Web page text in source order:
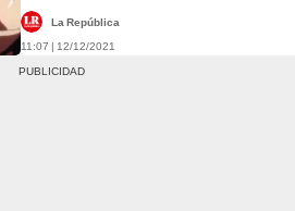
La República
11:07 | 12/12/2021